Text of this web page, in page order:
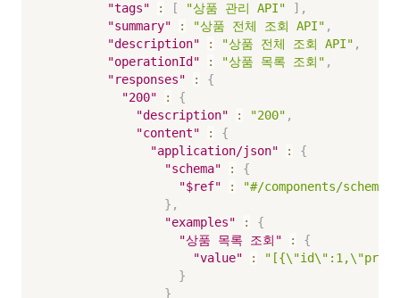
"tags"
: [ "상품 관리 API" ] ,
"summary"
: "상품 전체 조회 API" ,
"description"
: "상품 전체 조회 API" ,
"operationId"
: "상품 목록 조회" ,
"responses"
:
{
"200"
:
{
"description"
: "200" ,
"content"
:
{
"application/json"
:
{
"schema"
:
{
"$ref"
:
"#/components/
} ,
"examples"
:
{
"상품 목록 조회"
:
{
"value"
:
}
}